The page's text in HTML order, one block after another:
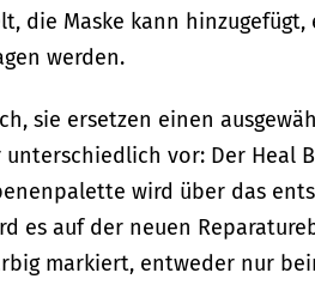
die Maske kann
werden.
sie ersetzen einen
vor: Der Heal
wird über das
es auf der neuen
markiert, entweder nur